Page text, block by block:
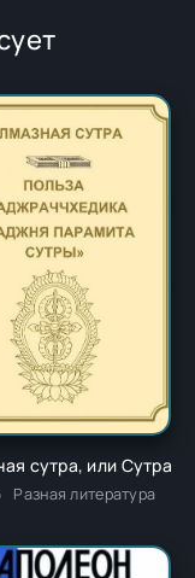
Карл Лаймон
сутра, или Сутра
Разная литература